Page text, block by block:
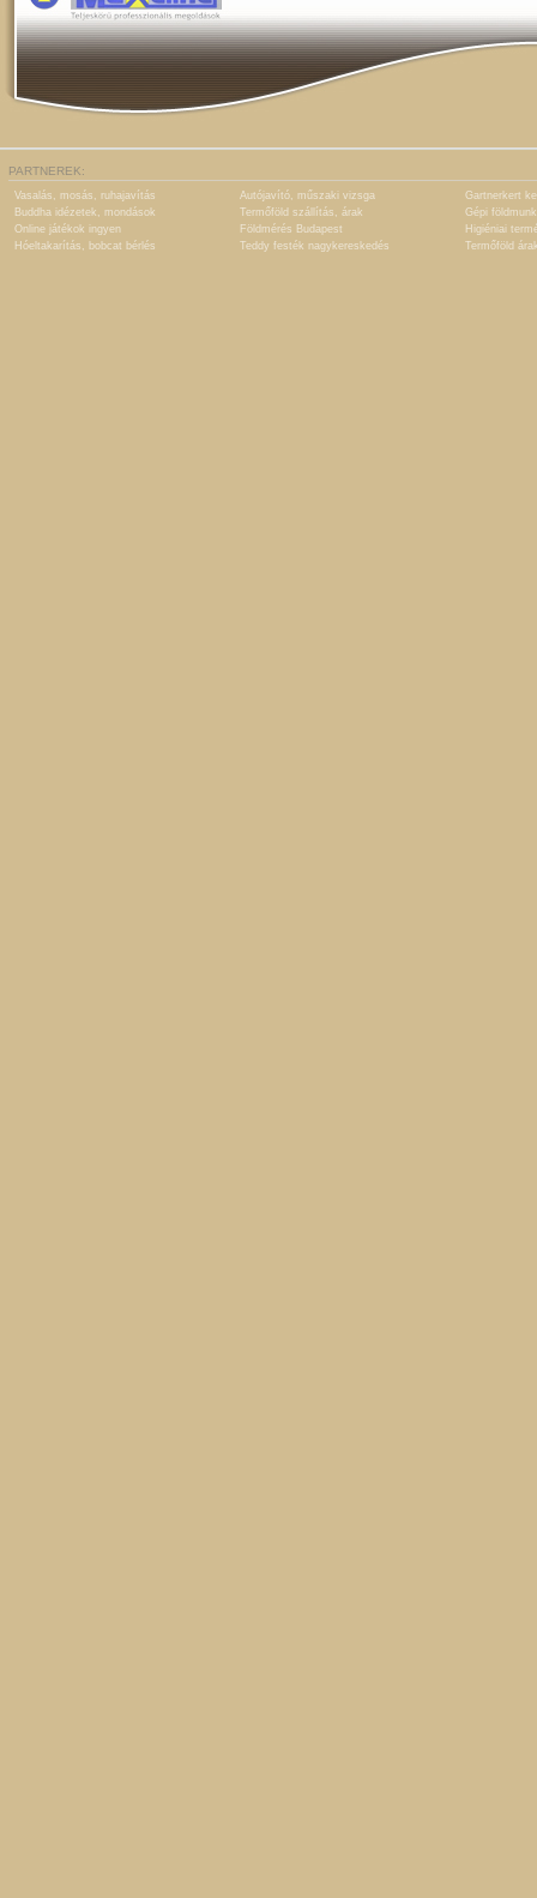
PARTNEREK:
Vasalás, mosás, ruhajavítás Autójavító, műszaki vizsga
Gartnerkert
Buddha idézetek, mondások
Termőföld szállítás, árak
Gépi
Online játékok ingyen
Földmérés Budapest
Higiéniai
Hóeltakarítás, bobcat bérlés
Teddy festék nagykereskedés Termőföld